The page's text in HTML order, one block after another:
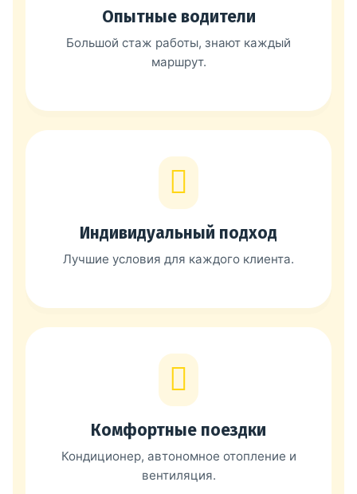
Опытные водители
Большой стаж работы, знают каждый
маршрут.
Индивидуальный подход
Лучшие условия для каждого клиента.
Комфортные поездки
Кондиционер, автономное отопление и
вентиляция.